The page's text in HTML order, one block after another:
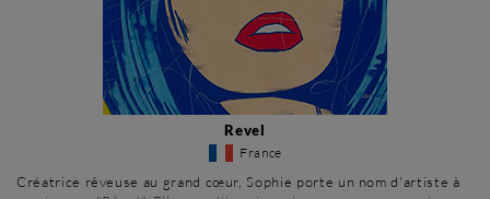
Revel
France
Créatrice rêveuse au grand cœur, Sophie porte un nom d'artiste à